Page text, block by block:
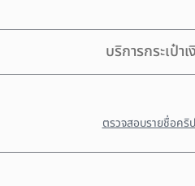
บริการกระเป๋าเ
ตรวจสอบรายชื่อคริ